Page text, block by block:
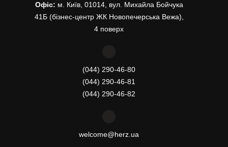
Офіс: м. Київ, 01014, вул. Михайла Бойчука
41Б (бізнес-центр ЖК Новопечерська Вежа),
4 поверх
(044) 290-46-80
(044) 290-46-81
(044) 290-46-82
welcome@herz.ua